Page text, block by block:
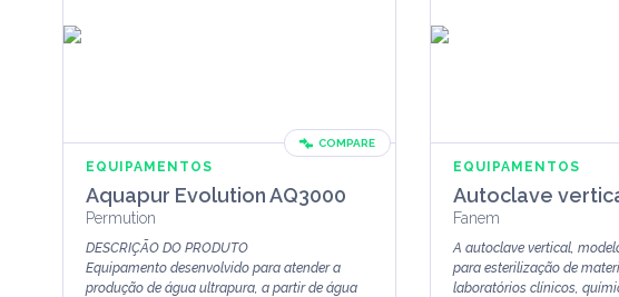
COMPARE
EQUIPAMENTOS
Aquapur Evolution AQ3000
Permution
DESCRIÇÃO DO PRODUTO
Equipamento desenvolvido para atender a
produção de água ultrapura, a partir de água
EQUIPAMENTOS
Autoclave
Fanem
A autoclave vertical,
para esterilização de
laboratórios clínicos,